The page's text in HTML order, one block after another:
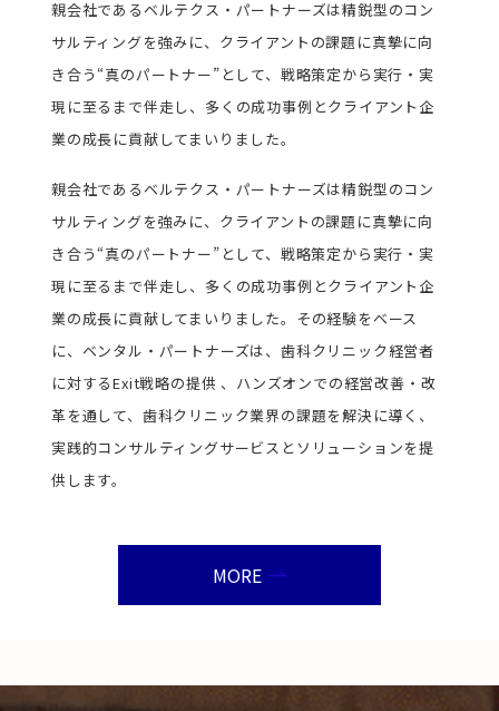
親会社であるベルテクス・パートナーズは精鋭型のコン
サルティングを強みに、クライアントの課題に真摯に向
き合う“真のパートナー”として、戦略策定から実行・実
現に至るまで伴走し、多くの成功事例とクライアント企
業の成長に貢献してまいりました。
親会社であるベルテクス・パートナーズは精鋭型のコン
サルティングを強みに、クライアントの課題に真摯に向
き合う“真のパートナー”として、戦略策定から実行・実
現に至るまで伴走し、多くの成功事例とクライアント企
業の成長に貢献してまいりました。その経験をベース
に、ベンタル・パートナーズは、歯科クリニック経営者
に対するExit戦略の提供 、ハンズオンでの経営改善・改
革を通して、歯科クリニック業界の課題を解決に導く、
実践的コンサルティングサービスとソリューションを提
供します。
MORE